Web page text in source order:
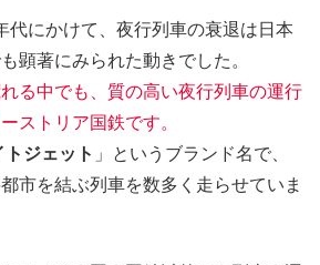
代にかけて、夜行列車の衰退は日本
顕著にみられた動きでした。
る中でも、質の高い夜行列車の運行
ストリア国鉄です。
トジェット 」というブランド名で、
市を結ぶ列車を数多く走らせていま